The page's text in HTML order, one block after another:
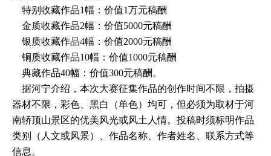
特别收藏作品1幅：价值1万元稿酬
金质收藏作品2幅：价值5000元稿酬
银质收藏作品4幅：价值2000元稿酬
铜质收藏作品10幅：价值1000元稿酬
典藏作品40幅：价值300元稿酬。
据河宁介绍，本次大赛征集作品的创作时间不限，拍摄
器材不限，彩色、黑白（单色）均可，但必须为取材于河
南轿顶山景区的优美风光或风土人情。投稿时须标明作品
类别（人文或风景）、作品名称、作者姓名、联系方式等
信息。